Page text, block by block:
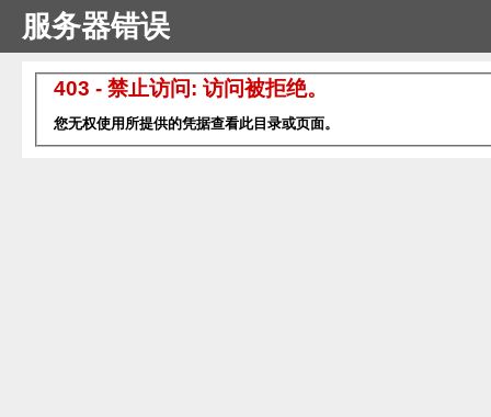
服务器错误
403 - 禁止访问: 访问被拒绝。
您无权使用所提供的凭据查看此目录或页面。